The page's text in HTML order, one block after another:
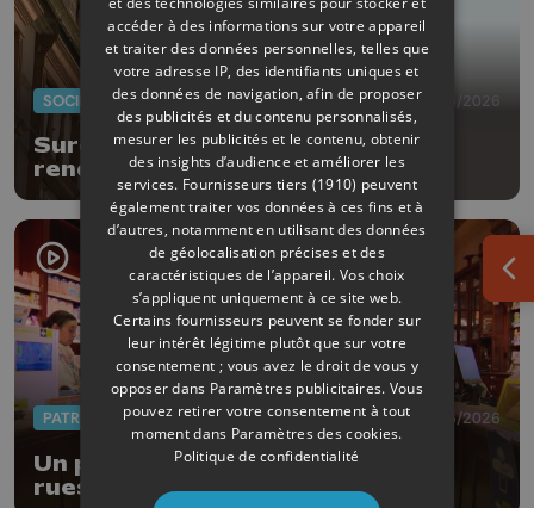
SOCIÉTÉ 29/06/2026
Surdicécité : des drapeaux pour
rendre visible l'invisible
PATRIMOINE 18/06/2026
Un parcours thématique dans les
rues de la Ville de Liège
accéder à des informations sur votre appareil
et traiter des données personnelles, telles que
votre adresse IP, des identifiants uniques et
des données de navigation, afin de proposer
des publicités et du contenu personnalisés,
mesurer les publicités et le contenu, obtenir
des insights d’audience et améliorer les
services. Fournisseurs tiers (1910) peuvent
également traiter vos données à ces fins et à
d’autres, notamment en utilisant des données
de géolocalisation précises et des
caractéristiques de l’appareil. Vos choix
s’appliquent uniquement à ce site web.
Certains fournisseurs peuvent se fonder sur
leur intérêt légitime plutôt que sur votre
consentement ; vous avez le droit de vous y
opposer dans Paramètres publicitaires. Vous
pouvez retirer votre consentement à tout
moment dans Paramètres des cookies.
Politique de confidentialité